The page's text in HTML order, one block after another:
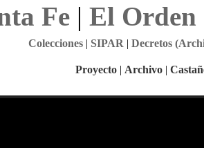
Fe| El Orden
Colecciones| SIPAR | Decretos
Proyecto | Archivo |